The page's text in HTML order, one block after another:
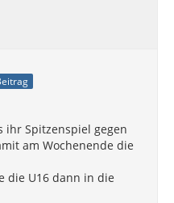
ihr Spitzenspiel gegen
am Wochenende die
die U16 dann in die